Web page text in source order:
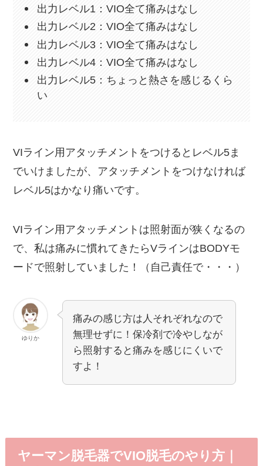
出力レベル1：VIO全て痛みはなし
出力レベル2：VIO全て痛みはなし
出力レベル3：VIO全て痛みはなし
出力レベル4：VIO全て痛みはなし
出力レベル5：ちょっと熱さを感じるくら
い
VIライン用アタッチメントをつけるとレベル5ま
でいけましたが、アタッチメントをつけなければ
レベル5はかなり痛いです。
VIライン用アタッチメントは照射面が狭くなるの
で、私は痛みに慣れてきたらVラインはBODYモ
ードで照射していました！（自己責任で・・・）
ゆりか
痛みの感じ方は人それぞれなので
無理せずに！保冷剤で冷やしなが
ら照射すると痛みを感じにくいで
すよ！
ヤーマン脱毛器でVIO脱毛のやり方｜